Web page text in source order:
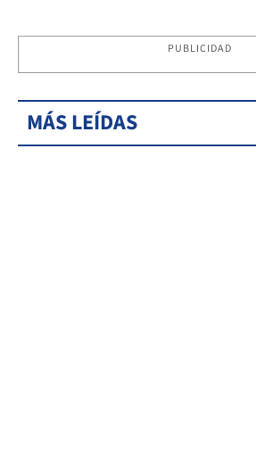
PUBLICIDAD
MÁS LEÍDAS